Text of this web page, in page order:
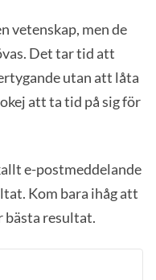
vetenskap, men de
Det tar tid att
utan att låta
att ta tid på sig för
e-postmeddelande
Kom bara ihåg att
bästa resultat.